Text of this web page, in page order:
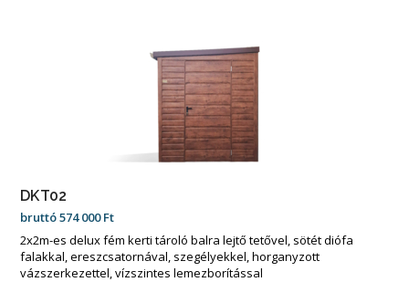
DKT02
bruttó574 000Ft
2x2m-es delux fém kerti tároló balra lejtő tetővel, sötét diófa
falakkal, ereszcsatornával, szegélyekkel, horganyzott
vázszerkezettel, vízszintes lemezborítással